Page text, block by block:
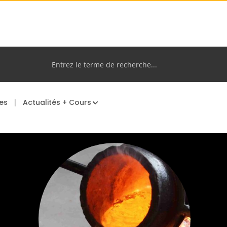
Actualités + Cours